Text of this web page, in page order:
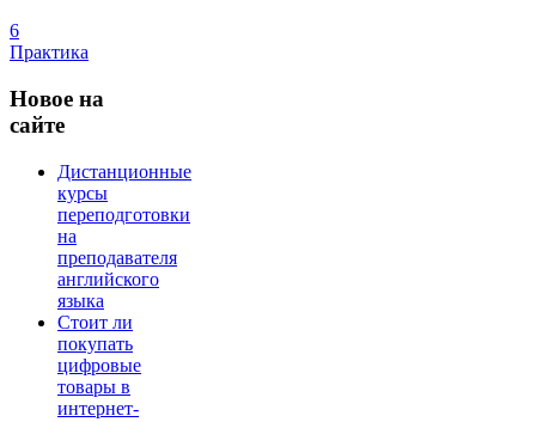
6
Практика
Новое на
сайте
Дистанционные
курсы
переподготовки
на
преподавателя
английского
языка
Стоит ли
покупать
цифровые
товары в
интернет-